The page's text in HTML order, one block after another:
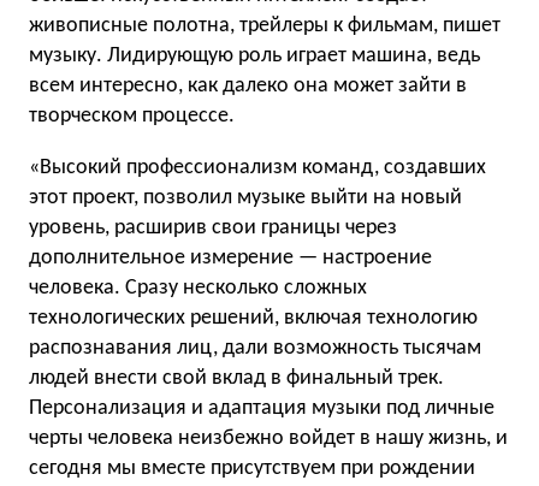
живописные полотна, трейлеры к фильмам, пишет
музыку. Лидирующую роль играет машина, ведь
всем интересно, как далеко она может зайти в
творческом процессе.
«Высокий профессионализм команд, создавших
этот проект, позволил музыке выйти на новый
уровень, расширив свои границы через
дополнительное измерение — настроение
человека. Сразу несколько сложных
технологических решений, включая технологию
распознавания лиц, дали возможность тысячам
людей внести свой вклад в финальный трек.
Персонализация и адаптация музыки под личные
черты человека неизбежно войдет в нашу жизнь, и
сегодня мы вместе присутствуем при рождении